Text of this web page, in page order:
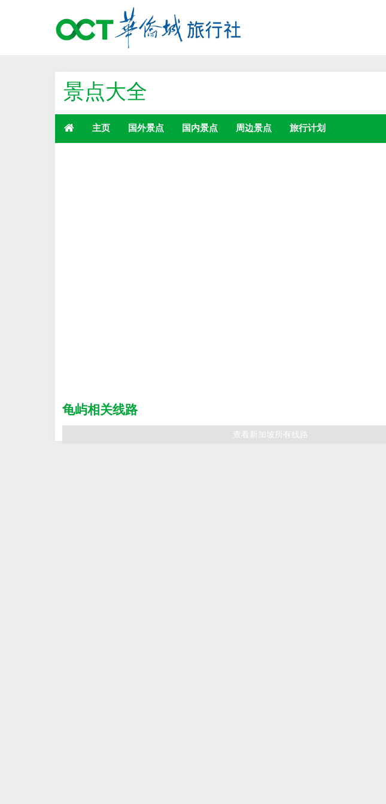
景点大全
主页 国外景点 国内景点 周边景点 旅行计划
龟屿相关线路
查看新加坡所有线路